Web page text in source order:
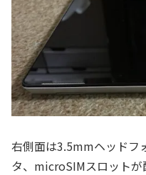
右側面は3.5mmヘッドフ
タ、microSIMスロットが